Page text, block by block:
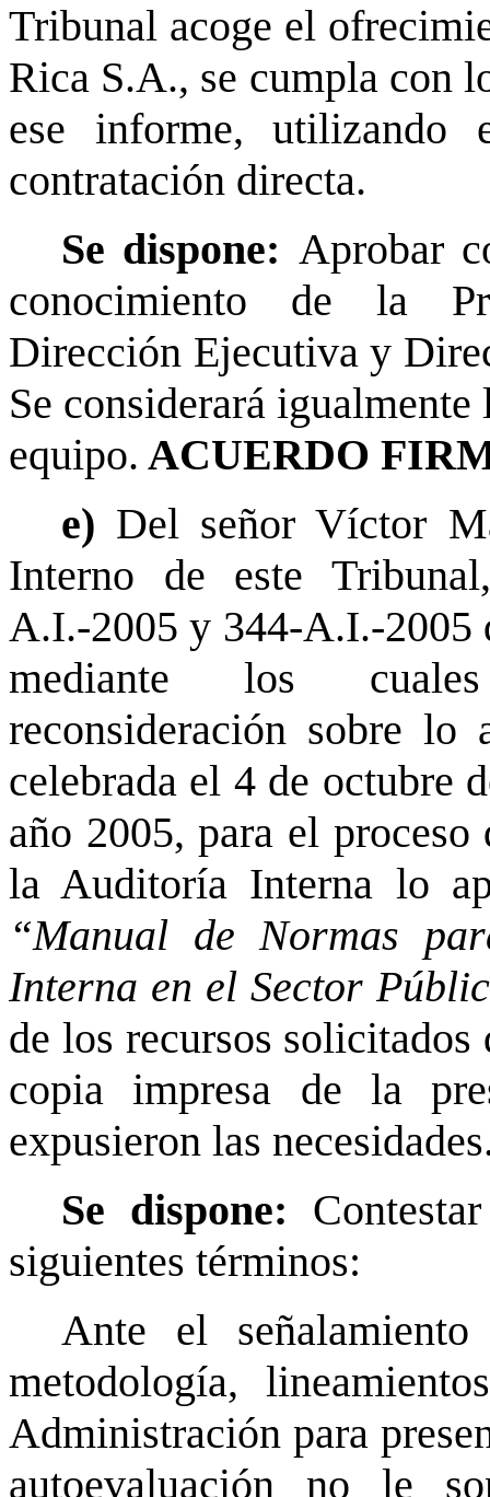
Tribunal acoge el
Rica S.A., se cumpla con
ese informe, utilizando
contratación directa.
Se dispone: Aprobar
conocimiento de la
Dirección Ejecutiva y
Se considerará
equipo. ACUERDO
e) Del señor Víctor
Interno de este
A.I.-2005 y 344-A.I.-2005
mediante los cuales
reconsideración sobre lo
celebrada el 4 de octubre
año 2005, para el
la Auditoría Interna lo
“Manual de Normas
Interna en el Sector
de los recursos solicitados
copia impresa de la
expusieron las
Se dispone:
siguientes términos:
Ante el
metodología,
Administración para
autoevaluación no le